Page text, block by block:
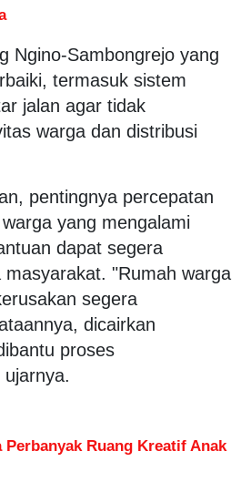
Ngino-Sambongrejo yang
termasuk sistem
jalan agar tidak
warga dan distribusi
pentingnya percepatan
yang mengalami
dapat segera
masyarakat. "Rumah warga
segera
dicairkan
proses
Perbanyak Ruang Kreatif Anak